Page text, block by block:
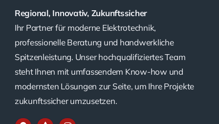
Regional, Innovativ, Zukunftssicher
Ihr Partner für moderne Elektrotechnik,
professionelle Beratung und handwerkliche
Spitzenleistung. Unser hochqualifiziertes Team
steht Ihnen mit umfassendem Know-how und
modernsten Lösungen zur Seite, um Ihre Projekte
zukunftssicher umzusetzen.